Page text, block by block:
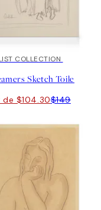
COLLECTION
Sketch Toile
de $104.30$149